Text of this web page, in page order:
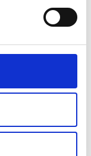
un costum din două
se potrivește
potrivite.
aer sofisticat în
de investiție care te